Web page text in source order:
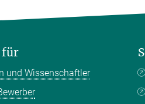
für
und Wissenschaftler